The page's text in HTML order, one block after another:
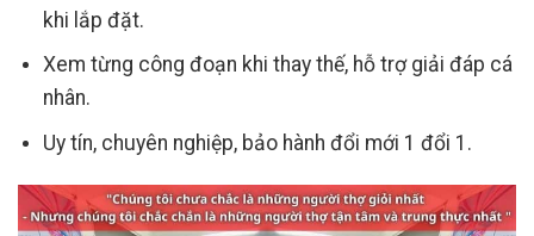
khi lắp đặt.
Xem từng công đoạn khi thay thế, hỗ trợ giải đáp cá
nhân.
Uy tín, chuyên nghiệp, bảo hành đổi mới 1 đổi 1.